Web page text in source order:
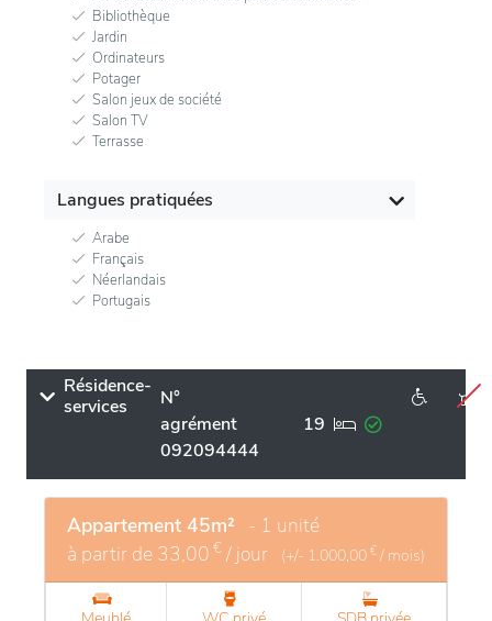
Bibliothèque
Jardin
Ordinateurs
Potager
Salon jeux de société
Salon TV
Terrasse
Langues pratiquées
Arabe
Français
Néerlandais
Portugais
Résidence-
services
N°
agrément
092094444
19
Appartement 45m² - 1 unité
à partir de 33,00 € / jour (+/- 1.000,00 € / mois)